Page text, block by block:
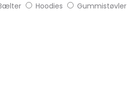
Hoodies Gummistøvler